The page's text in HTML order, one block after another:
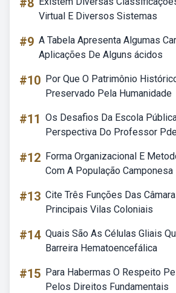
#8
Virtual E Diversos Sistemas
#9 A Tabela Apresenta Algumas
Aplicações De Alguns ácidos
#10 Por Que O Patrimônio
Preservado Pela Humanidade
#11 Os Desafios Da Escola
Perspectiva Do Professor
#12 Forma Organizacional E
Com A População Camponesa
#13 Cite Três Funções Das
Principais Vilas Coloniais
#14 Quais São As Células Gliais
Barreira Hematoencefálica
#15 Para Habermas O Respeito
Pelos Direitos Fundamentais